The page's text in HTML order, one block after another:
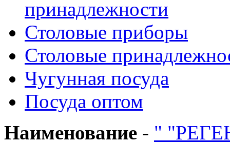
принадлежности
Столовые приборы
Столовые
Чугунная посуда
Посуда оптом
Наименование - "